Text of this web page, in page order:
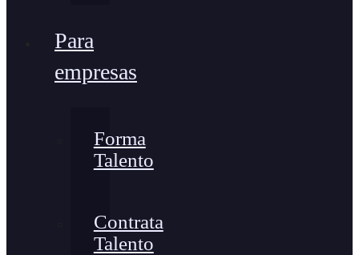
Para
empresas
Forma
Talento
Contrata
Talento